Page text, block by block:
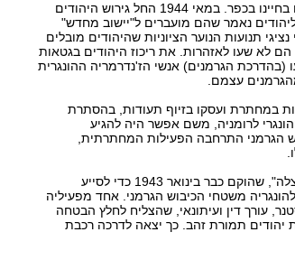
חלפו ימים ושבועות, ואנחנו המשכנו בחיינו בכפר. במאי 1944 החל גירוש היהודים
נאמר שהם מועברים ל"יישוב מחדש"
תנועות הנוער הציוניות שהיהודים מובלים
לא שעו לאזהרות. את ריכוז היהודים בגטאות
(בהדרכת הגרמנים) אנשי הז'נדרמריה ההונגרית
עצמם.
במחתרת ועסקו בזיוף תעודות, בהסתרת
לרומניה, משם אפשר היה להגיע
הגרמני התרחבה הפעילות המחתרתית,
בבודפשט פעל גם "ועד העזרה וההצלה", שהוקם כבר בינואר 1943 כדי לסייע
משטחי הכיבוש הגרמני. אחד מפעיליה
עורך דין ועיתונאי, שהצליח לחלץ הבטחה
יהודים תמורת זהב. כך יצאה לדרכה רכבת